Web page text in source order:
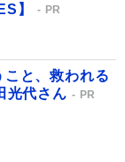
】
PR
こと、救われる
光代さん
PR